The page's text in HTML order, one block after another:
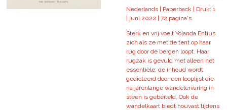
Nederlands | Paperback | Druk: 1
| juni 2022 | 72 pagina's
Sterk en vrij voelt Yolanda Entius
zich als ze met de tent op haar
rug door de bergen loopt. Haar
rugzak is gevuld met alleen het
essentiële; de inhoud wordt
gedicteerd door een looplijst die
na jarenlange wandelervaring in
steen is gebeiteld. Ook de
wandelkaart biedt houvast tijdens